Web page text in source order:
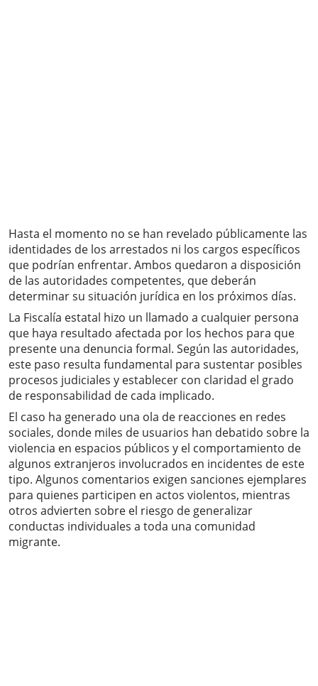
Hasta el momento no se han revelado públicamente las
identidades de los arrestados ni los cargos específicos
que podrían enfrentar. Ambos quedaron a disposición
de las autoridades competentes, que deberán
determinar su situación jurídica en los próximos días.
La Fiscalía estatal hizo un llamado a cualquier persona
que haya resultado afectada por los hechos para que
presente una denuncia formal. Según las autoridades,
este paso resulta fundamental para sustentar posibles
procesos judiciales y establecer con claridad el grado
de responsabilidad de cada implicado.
El caso ha generado una ola de reacciones en redes
sociales, donde miles de usuarios han debatido sobre la
violencia en espacios públicos y el comportamiento de
algunos extranjeros involucrados en incidentes de este
tipo. Algunos comentarios exigen sanciones ejemplares
para quienes participen en actos violentos, mientras
otros advierten sobre el riesgo de generalizar
conductas individuales a toda una comunidad
migrante.